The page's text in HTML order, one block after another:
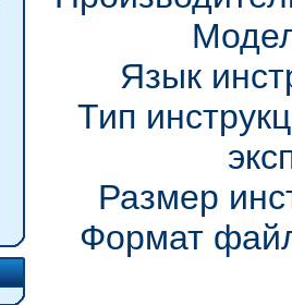
Язык
Тип
Размер
Формат